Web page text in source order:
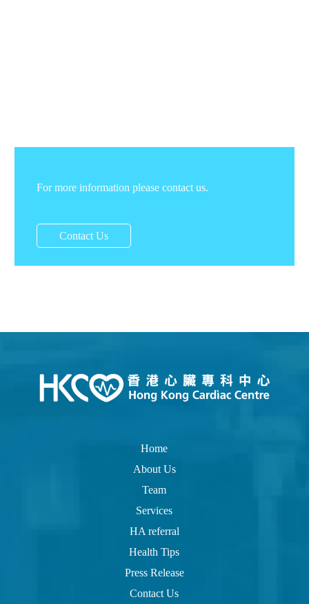
For more information please contact us.
Contact Us
Home
About Us
Team
Services
HA referral
Health Tips
Press Release
Contact Us